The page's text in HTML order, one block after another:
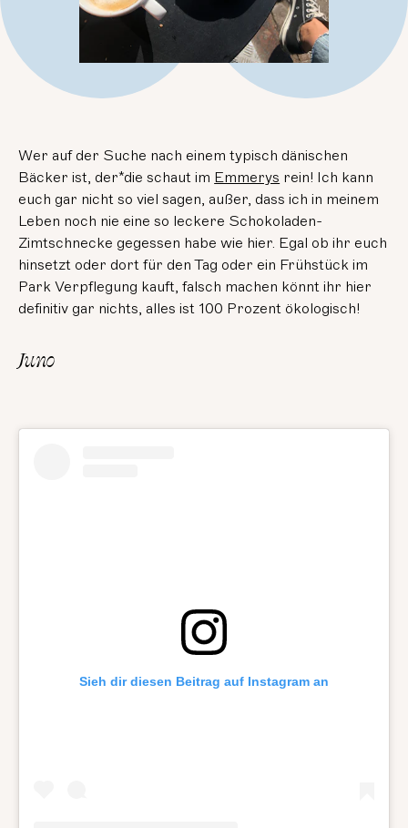
Wer auf der Suche nach einem typisch dänischen
Bäcker ist, der*die schaut im Emmerys rein! Ich kann
euch gar nicht so viel sagen, außer, dass ich in meinem
Leben noch nie eine so leckere Schokoladen-
Zimtschnecke gegessen habe wie hier. Egal ob ihr euch
hinsetzt oder dort für den Tag oder ein Frühstück im
Park Verpflegung kauft, falsch machen könnt ihr hier
definitiv gar nichts, alles ist 100 Prozent ökologisch!
Juno
Sieh dir diesen Beitrag auf Instagram an